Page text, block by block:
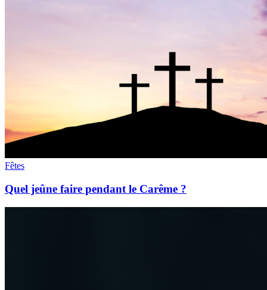
Fêtes
Quel jeûne faire pendant le Carême ?